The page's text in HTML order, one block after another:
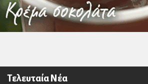
Τελευταία Νέα